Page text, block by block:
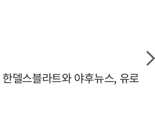
델스블라트와 야후뉴스, 유로